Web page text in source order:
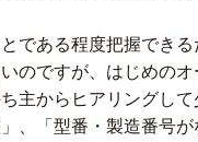
である程度把握でき
のですが、はじめの
主からヒアリングし
、「型番・製造番号